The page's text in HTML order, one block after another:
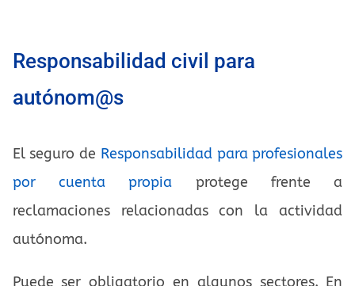
Responsabilidad civil para
autónom@s
El seguro de Responsabilidad para profesionales
por cuenta propia protege frente a
reclamaciones relacionadas con la actividad
autónoma.
Puede ser obligatorio en algunos sectores. En